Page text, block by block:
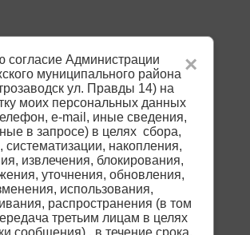
×
согласие Администрации
муниципального района
ул. Правды 14) на
моих персональных данных
е-mail, иные сведения,
в запросе) в целях сбора,
систематизации, накопления,
извлечения, блокирования,
уточнения, обновления,
использования,
распространения (в том
третьим лицам в целях
сообщения) , в течение срока,
участков
власти